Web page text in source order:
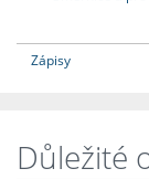
Zápisy
Důležité